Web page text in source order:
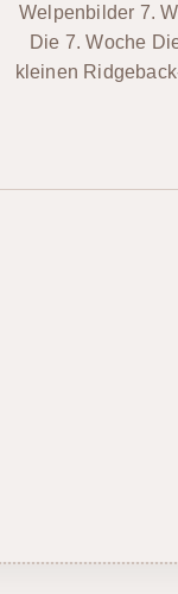
Welpenbilder 7.
Die 7. Woche
kleinen